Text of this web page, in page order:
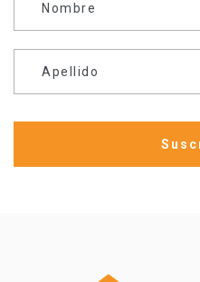
Nombre
Apellido